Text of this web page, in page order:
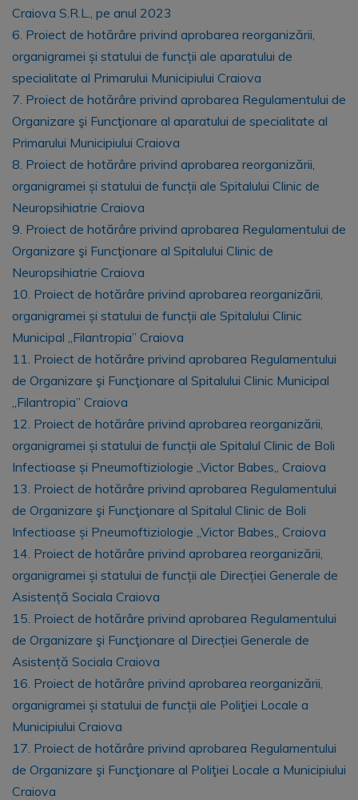
Craiova S.R.L., pe anul 2023
6. Proiect de hotărâre privind aprobarea reorganizării,
organigramei și statului de funcții ale aparatului de
specialitate al Primarului Municipiului Craiova
7. Proiect de hotărâre privind aprobarea Regulamentului de
Organizare şi Funcţionare al aparatului de specialitate al
Primarului Municipiului Craiova
8. Proiect de hotărâre privind aprobarea reorganizării,
organigramei și statului de funcții ale Spitalului Clinic de
Neuropsihiatrie Craiova
9. Proiect de hotărâre privind aprobarea Regulamentului de
Organizare şi Funcţionare al Spitalului Clinic de
Neuropsihiatrie Craiova
10. Proiect de hotărâre privind aprobarea reorganizării,
organigramei și statului de funcții ale Spitalului Clinic
Municipal „Filantropia” Craiova
11. Proiect de hotărâre privind aprobarea Regulamentului
de Organizare şi Funcţionare al Spitalului Clinic Municipal
„Filantropia” Craiova
12. Proiect de hotărâre privind aprobarea reorganizării,
organigramei și statului de funcții ale Spitalul Clinic de Boli
Infectioase și Pneumoftiziologie „Victor Babes„ Craiova
13. Proiect de hotărâre privind aprobarea Regulamentului
de Organizare şi Funcţionare al Spitalul Clinic de Boli
Infectioase și Pneumoftiziologie „Victor Babes„ Craiova
14. Proiect de hotărâre privind aprobarea reorganizării,
organigramei și statului de funcții ale Direcției Generale de
Asistență Sociala Craiova
15. Proiect de hotărâre privind aprobarea Regulamentului
de Organizare şi Funcţionare al Direcției Generale de
Asistență Sociala Craiova
16. Proiect de hotărâre privind aprobarea reorganizării,
organigramei și statului de funcții ale Poliţiei Locale a
Municipiului Craiova
17. Proiect de hotărâre privind aprobarea Regulamentului
de Organizare şi Funcţionare al Poliţiei Locale a Municipiului
Craiova